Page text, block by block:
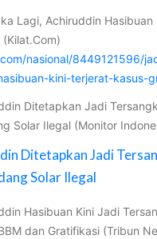
Lagi, Achiruddin Hasibuan
nasional/8449121596/
kini-terjerat-kasus-
Ditetapkan Jadi
Solar Ilegal (Monitor
Ditetapkan Jadi
Solar Ilegal
Hasibuan Kini Jadi
dan Gratifikasi (Tribun